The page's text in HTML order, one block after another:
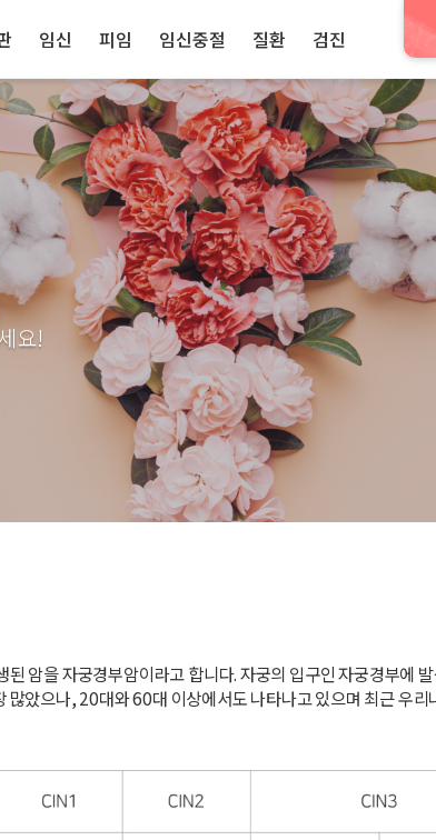
임신 피임 임신중절 질환 검진
요!
암을 자궁경부암이라고 합니다. 자궁의 입구인 자궁경부에
았으나, 20대와 60대 이상에서도 나타나고 있으며 최근 우